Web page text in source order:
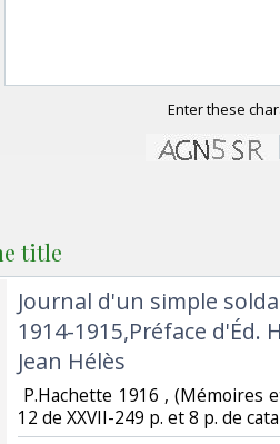
Enter these
title
‎Journal d'un simple
1914-1915,Préface d'Éd.
Jean Hélès‎
P.Hachette 1916 ,
12 de XXVII-249 p. et 8 p. de